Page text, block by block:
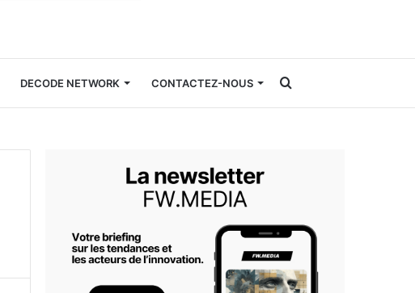
DECODE NETWORK CONTACTEZ-NOUS Rechercher